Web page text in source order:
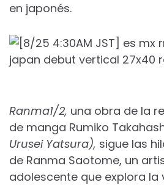
en japonés.
Ranma1/2, una obra de la
de manga Rumiko
Urusei Yatsura), sigue las
de Ranma Saotome, un
adolescente que explora la